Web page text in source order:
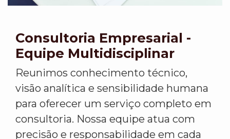
Consultoria Empresarial -
Equipe Multidisciplinar
Reunimos conhecimento técnico,
visão analítica e sensibilidade humana
para oferecer um serviço completo em
consultoria. Nossa equipe atua com
precisão e responsabilidade em cada